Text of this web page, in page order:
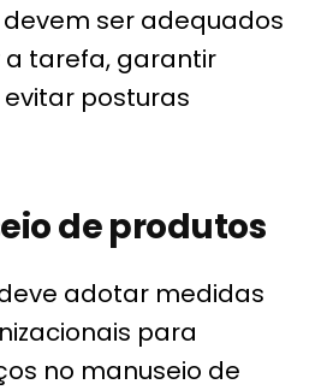
ser adequados
tarefa, garantir
posturas
de produtos
adotar medidas
para
no manuseio de